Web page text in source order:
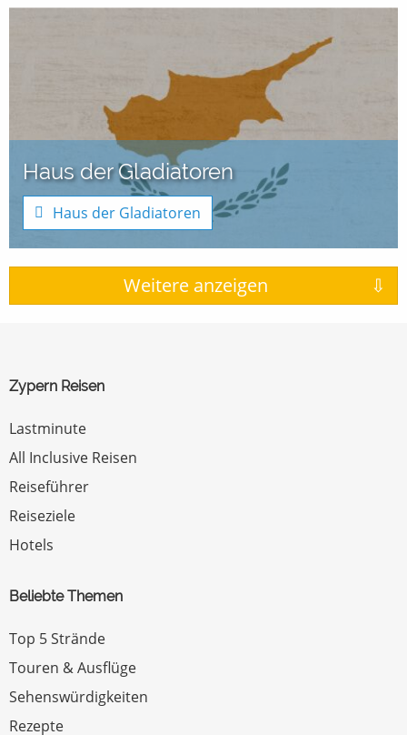
Haus der Gladiatoren
Haus der Gladiatoren
Zypern Reisen
Lastminute
All Inclusive Reisen
Reiseführer
Reiseziele
Hotels
Beliebte Themen
Top 5 Strände
Touren & Ausflüge
Sehenswürdigkeiten
Rezepte